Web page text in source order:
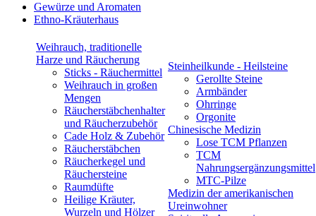
Gewürze und Aromaten
Ethno-Kräuterhaus
Weihrauch, traditionelle
Harze und Räucherung
Sticks - Räuchermittel
Weihrauch in großen
Mengen
Räucherstäbchenhalter
und Räucherzubehör
Cade Holz & Zubehör
Räucherstäbchen
Räucherkegel und
Räuchersteine
Raumdüfte
Heilige Kräuter,
Wurzeln und Hölzer
Steinheilkunde - Heilsteine
Gerollte Steine
Armbänder
Ohrringe
Orgonite
Chinesische Medizin
Lose TCM Pflanzen
TCM
Nahrungsergänzungsmittel
MTC-Pilze
Medizin der amerikanischen
Ureinwohner